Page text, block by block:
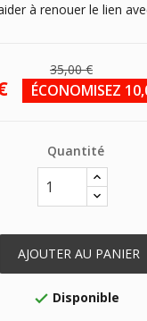
à renouer le lien
35,00 €
ÉCONOMISEZ
Quantité
AJOUTER AU PANIER
 Disponible